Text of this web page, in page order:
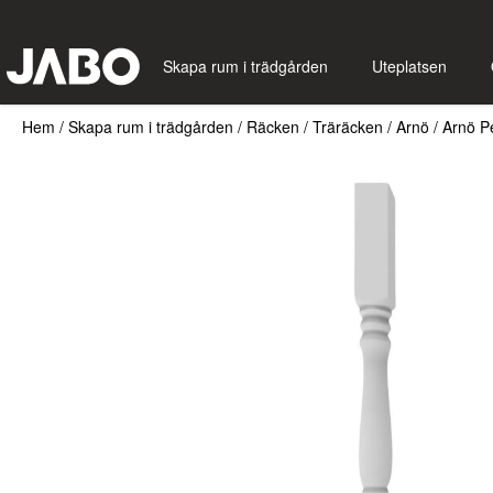
Skapa rum i trädgården Uteplatsen
Hem / Skapa rum i trädgården / Räcken / Träräcken / Arnö / Arnö